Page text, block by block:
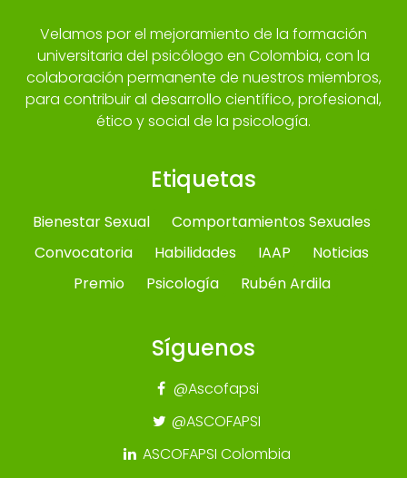
Velamos por el mejoramiento de la formación
universitaria del psicólogo en Colombia, con la
colaboración permanente de nuestros miembros,
para contribuir al desarrollo científico, profesional,
ético y social de la psicología.
Etiquetas
Bienestar Sexual
Comportamientos Sexuales
Convocatoria
Habilidades IAAP
Noticias
Premio
Psicología Rubén Ardila
Síguenos
@Ascofapsi
@ASCOFAPSI
ASCOFAPSI Colombia